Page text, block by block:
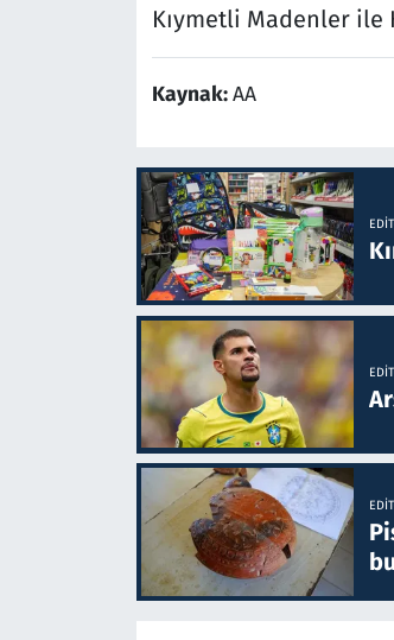
Kıymetli Madenler ile
Kaynak:AA